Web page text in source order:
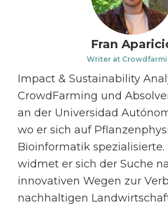
Fran
Writer at
Impact & Sustainability
CrowdFarming und
an der Universidad
wo er sich auf
Bioinformatik spezialisierte.
widmet er sich der Suche
innovativen Wegen zur
nachhaltigen